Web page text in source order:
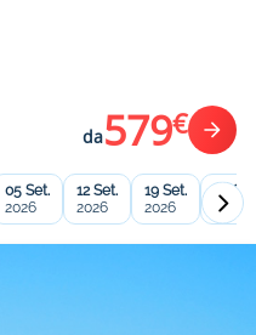
da579€
05 Set.
2026
12 Set.
2026
19 Set.
2026
26 Set.
2026